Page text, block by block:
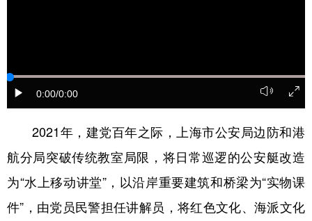
0:00/0:00
2021年，建党百年之际，上海市公安局边防和港
航分局突破传统教室局限，将日常巡逻的公安艇改造
为“水上移动讲堂”，以沿岸重要建筑和桥梁为“实物课
件”，由党员民警担任讲解员，将红色文化、海派文化